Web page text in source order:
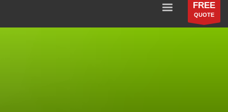
FREE
QUOTE